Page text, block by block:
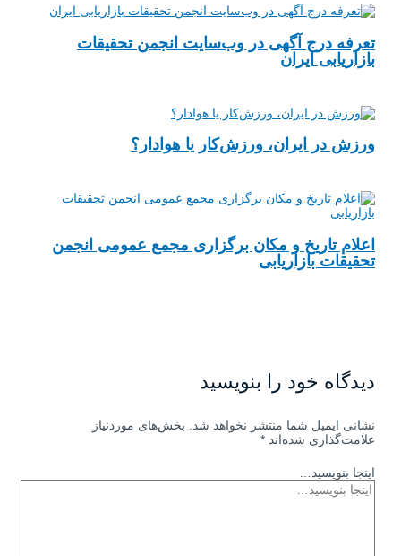
تعرفه درج آگهی در وب‌سایت انجمن تحقیقات
بازاریابی ایران
ورزش در ایران، ورزش‌کار یا هوادار؟
اعلام تاریخ و مکان برگزاری مجمع عمومی انجمن
تحقیقات بازاریابی
دیدگاه‌ خود را بنویسید
نشانی ایمیل شما منتشر نخواهد شد. بخش‌های موردنیاز
علامت‌گذاری شده‌اند*
اینجا بنویسید…